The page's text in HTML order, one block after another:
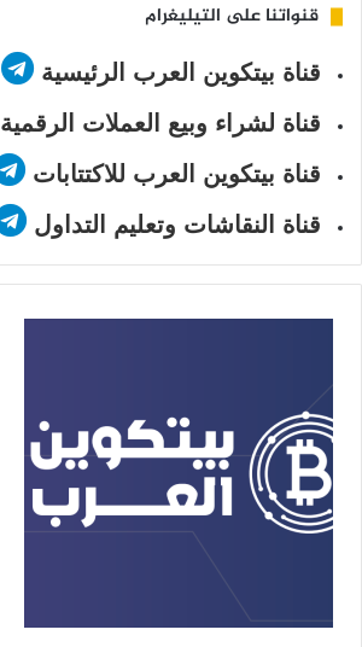
قنواتنا على التيليغرام
قناة بيتكوين العرب الرئيسية
قناة لشراء وبيع العملات الرقمية
قناة بيتكوين العرب للاكتتابات
قناة النقاشات وتعليم التداول